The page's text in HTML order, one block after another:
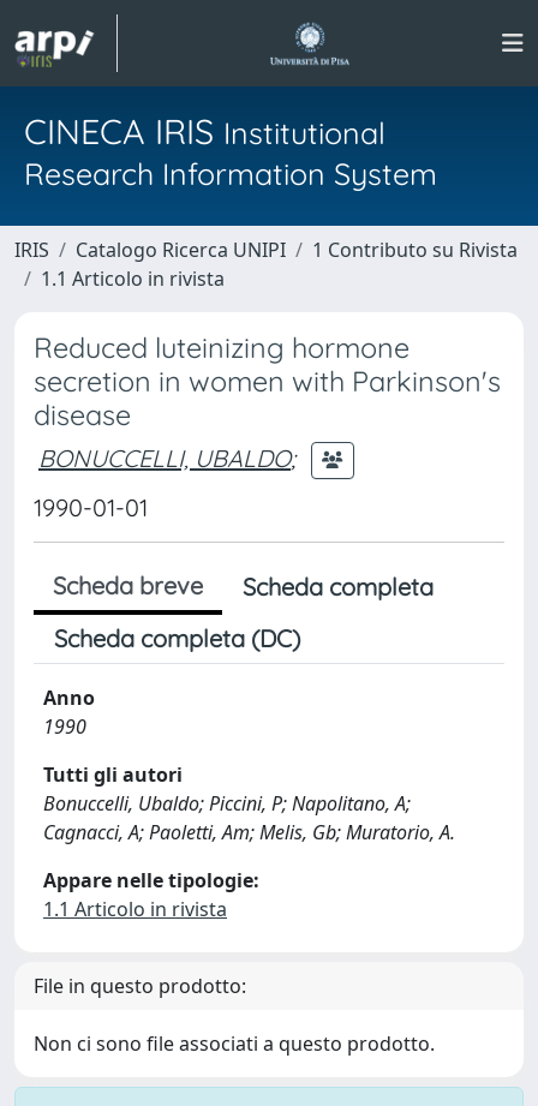
CINECA IRIS Institutional
Research Information System
IRIS Catalogo Ricerca UNIPI
1 Contributo su Rivista
1.1 Articolo in rivista
Reduced luteinizing hormone
secretion in women with Parkinson's
disease
BONUCCELLI, UBALDO;
1990-01-01
Scheda breve
Scheda completa
Scheda completa (DC)
Anno
1990
Tutti gli autori
Bonuccelli, Ubaldo; Piccini, P; Napolitano, A;
Cagnacci, A; Paoletti, Am; Melis, Gb; Muratorio, A.
Appare nelle tipologie:
1.1 Articolo in rivista
File in questo prodotto:
Non ci sono file associati a questo prodotto.